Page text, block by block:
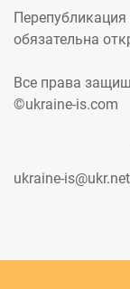
обязательна
Все права
©ukraine-is.com
ukraine-is@ukr.net